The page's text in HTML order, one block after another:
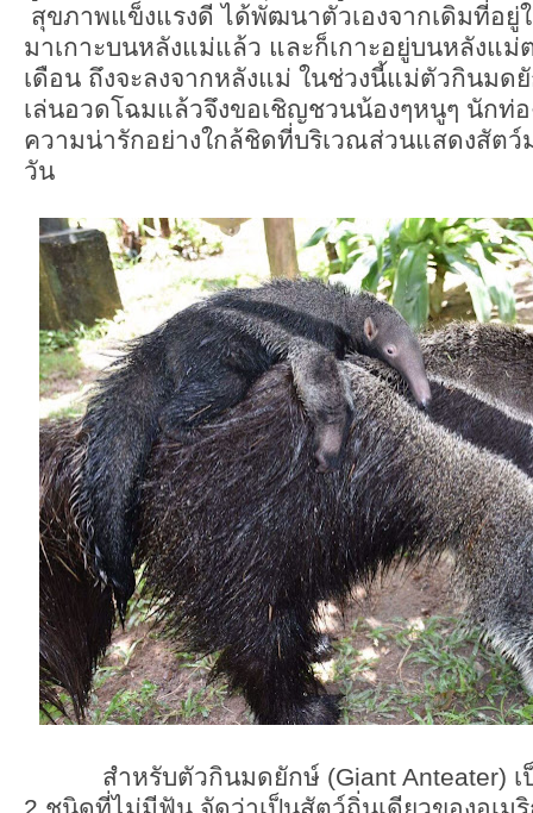
สุขภาพแข็งแรงดี ได้พัฒนาตัวเองจากเดิมที่อยู่
มาเกาะบนหลังแม่แล้ว และก็เกาะอยู่บนหลังแม่
เดือน ถึงจะลงจากหลังแม่ ในช่วงนี้แม่ตัวกินมด
เล่นอวดโฉมแล้วจึงขอเชิญชวนน้องๆหนูๆ นักท่
ความน่ารักอย่างใกล้ชิดที่บริเวณส่วนแสดงสัตว์
วัน
สำหรับตัวกินมดยักษ์ (Giant Anteater) เป็
2 ชนิดที่ไม่มีฟัน จัดว่าเป็นสัตว์ถิ่นเดียวของอเม